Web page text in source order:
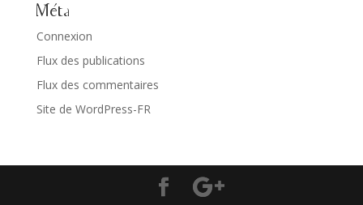
Méta
Connexion
Flux des publications
Flux des commentaires
Site de WordPress-FR